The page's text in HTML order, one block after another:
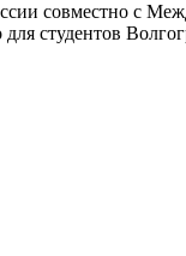
совместно с